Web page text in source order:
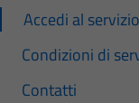
Accedi al servizio
Condizioni di
Contatti